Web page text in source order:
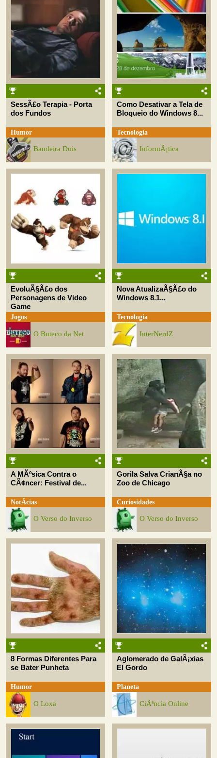
SessÃ£o Terapia - Porta
dos Fundos
Humor
Bandeira Dois
Como Desativar a Tela de
Bloqueio do Windows 8...
Tecnologia
InformÃ¡tica
EvoluÃ§Ã£o dos
Personagens de Video
Game
Jogos
O Buteco da Net
Nova AtualizaÃ§Ã£o do
Windows 8.1...
Tecnologia
InterNerdZ
A MÃºsica Contra o
CÃ¢ncer: Festival de...
NotÃ­cias
O Verso do Inverso
Gorila Salva CrianÃ§a no
Zoo de Chicago
Curiosidades
O Verso do Inverso
8 Formas Diferentes Para
se Bater Punheta
Humor
O Loxa
Aglomerado de GalÃ¡xias
El Gordo
Planeta
CiÃªncia Online